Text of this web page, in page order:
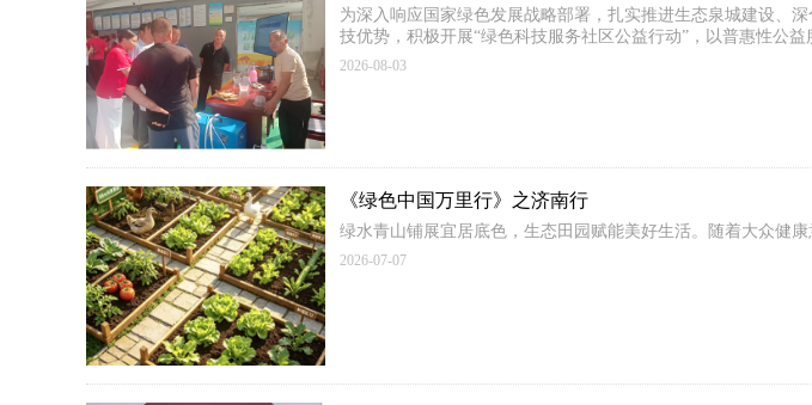
为深入响应国家绿色发展战略部署，扎实推进生态泉城建设、
技优势，积极开展“绿色科技服务社区公益行动”，以普惠性公
2026-08-03
《绿色中国万里行》之济南行
绿水青山铺展宜居底色，生态田园赋能美好生活。随着大众健
2026-07-07